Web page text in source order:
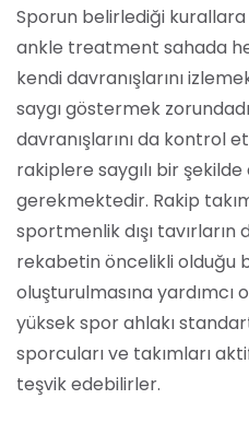
Sporun belirlediği
ankle treatment sahada
kendi davranışlarını
saygı göstermek
davranışlarını da kontrol
rakiplere saygılı bir
gerekmektedir. Rakip
sportmenlik dışı tavırların
rekabetin öncelikli olduğu
oluşturulmasına yardımcı
yüksek spor ahlakı
sporcuları ve takımları
teşvik edebilirler.